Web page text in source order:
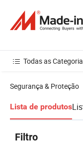
Todas as
Segurança & Proteção
Lista de produtos
Filtro